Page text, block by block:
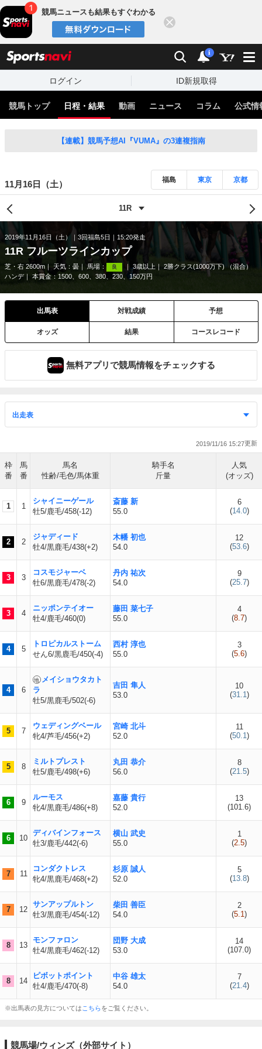
競馬ニュースも結果もすぐわかる
検索 通知
i
ログイン ID新規取得
競馬トップ 日程・結果 動画 ニュース コラム 公式情
【連載】競馬予想AI『VUMA』の3連複指南
11月16日（土） 福島 東京 京都
2019年11月16日（土） 3回福島5日 15:20発走
11R フルーツラインカップ
芝・右 2600m 天気： 曇 馬場： 良 3歳以上
2勝クラス(1000万下) （混合）
ハンデ
本賞金：1500、600、380、230、150万円
出馬表 対戦成績 予想
オッズ 結果 コースレコード
無料アプリで競馬情報をチェックする
2019/11/16 15:27
枠
番
馬
番
馬名
性齢/毛色/馬体重
騎手名
斤量
人気
(オッズ)
1 1
シャイニーゲール
牡5/鹿毛/458(-12)
斎藤 新
55.0
6
(14.0)
2 2
ジャディード
牡4/黒鹿毛/438(+2)
木幡 初也
54.0
12
(53.6)
3 3
コスモジャーベ
牡6/黒鹿毛/478(-2)
丹内 祐次
54.0
9
(25.7)
3 4
ニッポンテイオー
牡4/鹿毛/460(0)
藤田 菜七子
55.0
4
(8.7)
4 5
トロピカルストーム
せん6/黒鹿毛/450(-4)
西村 淳也
55.0
3
(5.6)
4 6
メイショウタカト
ラ
牡5/黒鹿毛/502(-6)
吉田 隼人
53.0
10
(31.1)
5 7
ウェディングベール
牝4/芦毛/456(+2)
宮崎 北斗
52.0
11
(50.1)
5 8
ミルトプレスト
牡5/鹿毛/498(+6)
丸田 恭介
56.0
8
(21.5)
6 9
ルーモス
牝4/黒鹿毛/486(+8)
嘉藤 貴行
52.0
13
(101.6)
6 10
ディバインフォース
牡3/鹿毛/442(-6)
横山 武史
55.0
1
(2.5)
7 11
コンダクトレス
牝4/黒鹿毛/468(+2)
杉原 誠人
52.0
5
(13.8)
7 12
サンアップルトン
牡3/黒鹿毛/454(-12)
柴田 善臣
54.0
2
(5.1)
8 13
モンファロン
牡4/黒鹿毛/462(-12)
団野 大成
53.0
14
(107.0)
8 14
ピボットポイント
牡4/鹿毛/470(-8)
中谷 雄太
54.0
7
(21.4)
※出馬表の見方については こちらをご覧ください。
競馬場/ウィンズ（外部サイト）